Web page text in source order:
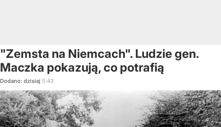
"Zemsta na Niemcach". Ludzie gen.
Maczka pokazują, co potrafią
Dodano: dzisiaj 5:43